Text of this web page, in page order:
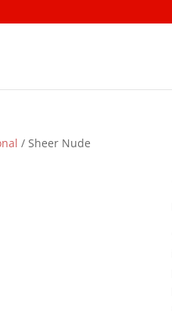
/ Sheer Nude